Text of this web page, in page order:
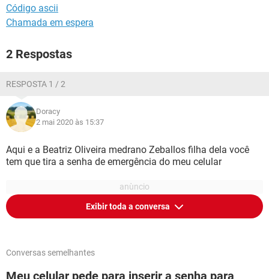
Código ascii
Chamada em espera
2 Respostas
RESPOSTA 1 / 2
Doracy
2 mai 2020 às 15:37
Aqui e a Beatriz Oliveira medrano Zeballos filha dela você
tem que tira a senha de emergência do meu celular
Exibir toda a conversa
Conversas semelhantes
Meu celular pede para inserir a senha para